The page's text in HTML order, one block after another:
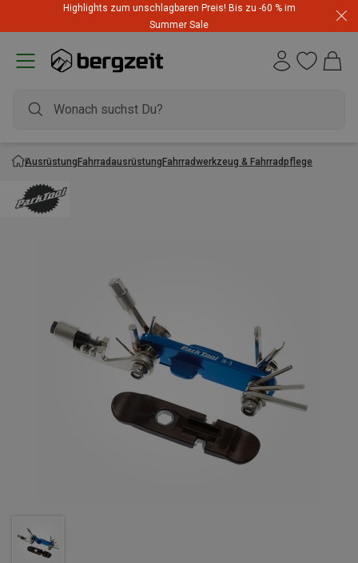
Highlights zum unschlagbaren Preis! Bis zu -60 % im
Summer Sale
AusrüstungFahrradausrüstungFahrradwerkzeug & Fahrradpflege